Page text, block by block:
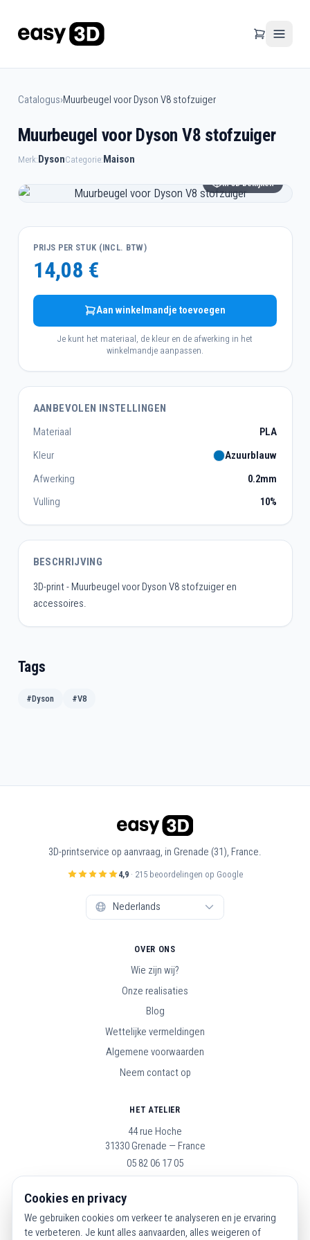
Catalogus›Muurbeugel voor Dyson V8 stofzuiger
Muurbeugel voor Dyson V8 stofzuiger
Merk:DysonCategorie:Maison
In 3D bekijken
PRIJS PER STUK (INCL. BTW)
14,08 €
Aan winkelmandje toevoegen
Je kunt het materiaal, de kleur en de afwerking in het
winkelmandje aanpassen.
AANBEVOLEN INSTELLINGEN
Materiaal
PLA
Kleur
Azuurblauw
Afwerking
0.2mm
Vulling
10%
BESCHRIJVING
3D-print - Muurbeugel voor Dyson V8 stofzuiger en
accessoires.
Tags
#Dyson #V8
3D-printservice op aanvraag, in Grenade (31), France.
4,9 · 215 beoordelingen op Google
OVER ONS
Wie zijn wij?
Onze realisaties
Blog
Wettelijke vermeldingen
Algemene voorwaarden
Neem contact op
HET ATELIER
44 rue Hoche
31330 Grenade — France
05 82 06 17 05
VOLG ONS
Cookies en privacy
We gebruiken cookies om verkeer te analyseren en je ervaring
te verbeteren. Je kunt alles aanvaarden, alles weigeren of